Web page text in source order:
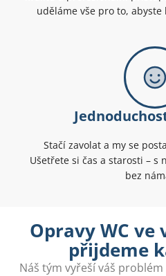
uděláme vše pro to,
Stačí zavolat a my se
Ušetřete si čas a starosti – s
bez
Opravy WC ve
přijdeme
Náš tým vyřeší váš